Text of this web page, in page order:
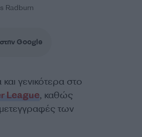
Radburn
Google
γενικότερα στο
League, καθώς
των